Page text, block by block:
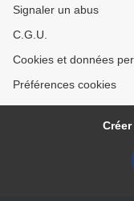
Signaler un abus
C.G.U.
Cookies et données
Préférences cookies